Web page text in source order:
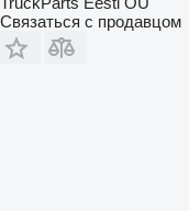
Связаться с продавцом